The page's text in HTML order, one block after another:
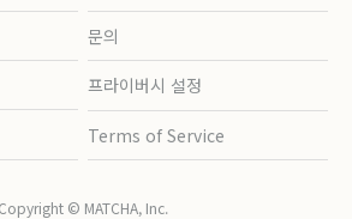
문의
프라이버시 설정
Terms of Service
Copyright © MATCHA, Inc.